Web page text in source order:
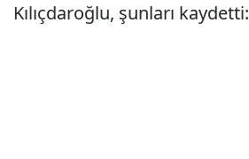
Kılıçdaroğlu, şunları kaydetti: